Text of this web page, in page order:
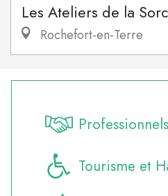
Les Ateliers de la
Rochefort-en-Terre
Professionnels
Tourisme et